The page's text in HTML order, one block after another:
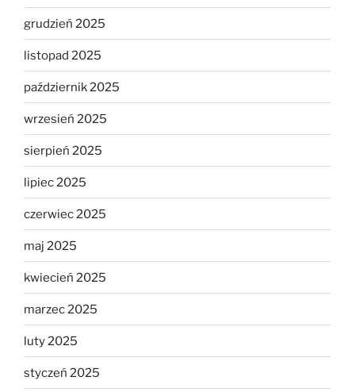
grudzień 2025
listopad 2025
październik 2025
wrzesień 2025
sierpień 2025
lipiec 2025
czerwiec 2025
maj 2025
kwiecień 2025
marzec 2025
luty 2025
styczeń 2025